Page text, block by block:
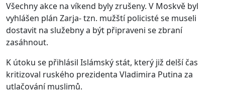
Všechny akce na víkend byly zrušeny. V Moskvě byl
vyhlášen plán Zarja- tzn. mužští policisté se museli
dostavit na služebny a být připraveni se zbraní
zasáhnout.
K útoku se přihlásil Islámský stát, který již delší čas
kritizoval ruského prezidenta Vladimira Putina za
utlačování muslimů.